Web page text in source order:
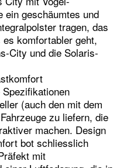
ein geschäumtes und
tragen, das
komfortabler geht,
City und die Solaris-
(auch den mit dem
zu liefern, die
machen. Design
bot schliesslich
mit